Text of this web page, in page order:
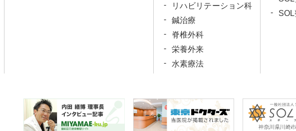
リハビリテーション科
鍼治療
脊椎外科
栄養外来
水素療法